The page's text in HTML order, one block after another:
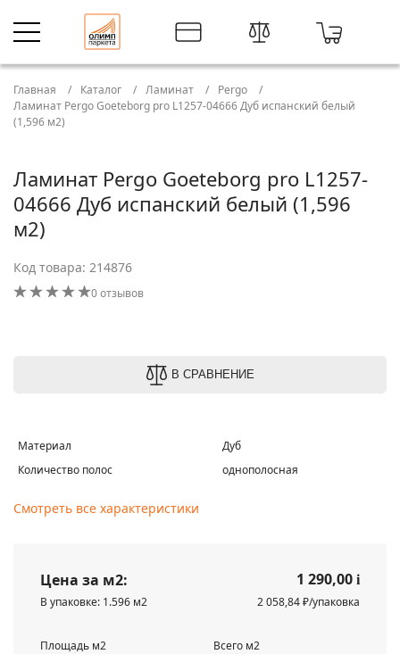
Главная Каталог Ламинат
Pergo
Ламинат Pergo Goeteborg pro L1257-04666 Дуб испанский белый
(1,596 м2)
Ламинат Pergo Goeteborg pro L1257-
04666 Дуб испанский белый (1,596
м2)
Код товара: 214876
0 отзывов
В СРАВНЕНИЕ
Материал
Дуб
Количество полос
однополосная
Смотреть все характеристики
Цена за м2: 1 290,00 i
В упаковке: 1.596 м2
2 058,84 ₽/упаковка
Площадь м2 Всего м2